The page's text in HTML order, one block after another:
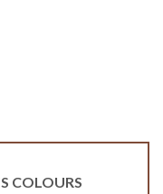
COLOURS